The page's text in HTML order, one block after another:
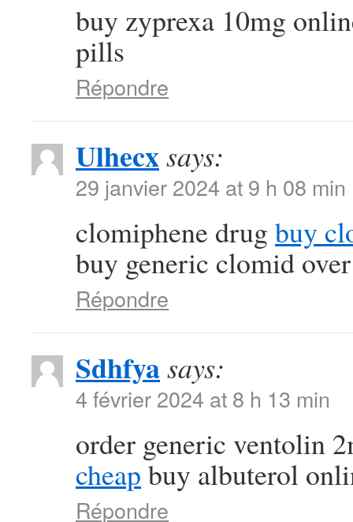
buy zyprexa 10mg
pills
Répondre
Ulhecxsays:
29 janvier 2024 at 9 h 08 min
clomiphene drug buy
buy generic clomid
Répondre
Sdhfyasays:
4 février 2024 at 8 h 13 min
order generic ventolin
cheap buy albuterol
Répondre